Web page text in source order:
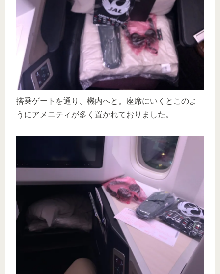
搭乗ゲートを通り、機内へと。座席にいくとこのよ
うにアメニティが多く置かれておりました。